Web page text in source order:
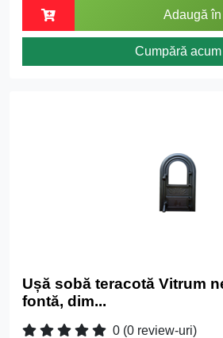
Adaugă
Cumpără acum
Ușă sobă teracotă Vitrum
fontă, dim...
0 (0 review-uri)